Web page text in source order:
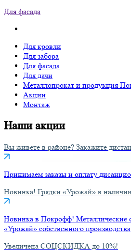
Для фасада
Для кровли
Для забора
Для фасада
Для дачи
Металлопрокат и продукция
Акции
Монтаж
Наши акции
Вы живете в районе? Закажите
Принимаем заказы и оплату
Новинка! Грядки «Урожай» в
Новинка в Покрофф! Металлические
«Урожай» собственного производства
Увеличена СОЦСКИДКА до 10%!